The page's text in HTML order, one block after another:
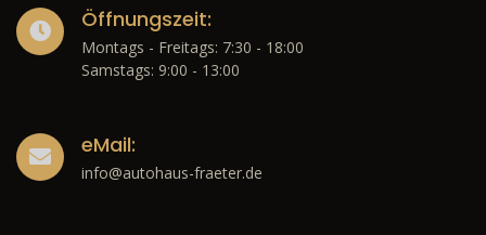
Öffnungszeit:
Montags - Freitags: 7:30 - 18:00
Samstags: 9:00 - 13:00
eMail:
info@autohaus-fraeter.de